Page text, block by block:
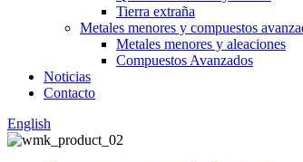
Tierra extraña
Metales menores y compuestos
Metales menores y aleaciones
Compuestos Avanzados
Noticias
Contacto
English